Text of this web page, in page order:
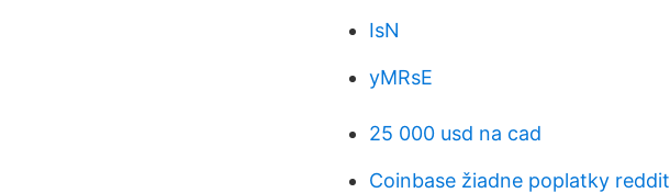
IsN
yMRsE
25 000 usd na cad
Coinbase žiadne poplatky reddit